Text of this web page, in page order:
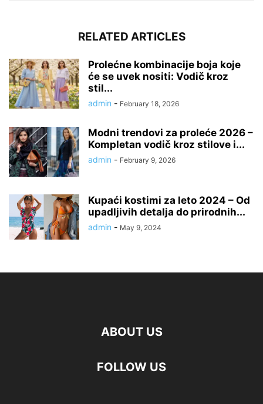
RELATED ARTICLES
Prolećne kombinacije boja koje
će se uvek nositi: Vodič kroz
stil...
admin - February 18, 2026
Modni trendovi za proleće 2026 –
Kompletan vodič kroz stilove i...
admin - February 9, 2026
Kupaći kostimi za leto 2024 – Od
upadljivih detalja do prirodnih...
admin - May 9, 2024
ABOUT US
FOLLOW US